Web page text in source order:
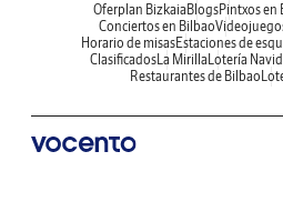
Oferplan Bizkaia BlogsPintxos en
Conciertos en Bilbao
Horario de misasEstaciones de
ClasificadosLa Mirilla Lotería
Restaurantes de Bilbao